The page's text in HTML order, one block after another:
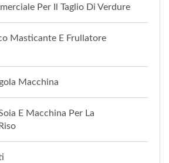
Per Il Taglio Di Verdure
Masticante E Frullatore
Macchina
E Macchina Per La